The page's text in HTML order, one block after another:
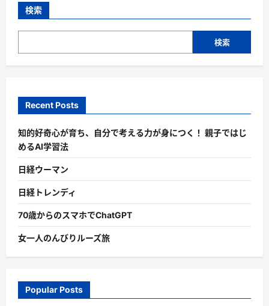
検索
検索
Recent Posts
知的好奇心が育ち、自分で考える力が身につく！ 親子ではじ
めるAI学習法
日経ウーマン
日経トレンディ
70歳からのスマホでChatGPT
女一人のんびりルーズ旅
Popular Posts